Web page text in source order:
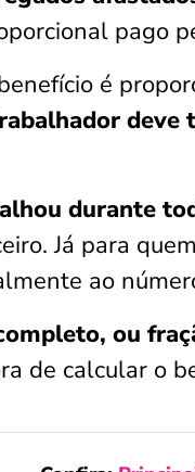
pago
é
deve
durante
Já para
ao
ou
de calcular o